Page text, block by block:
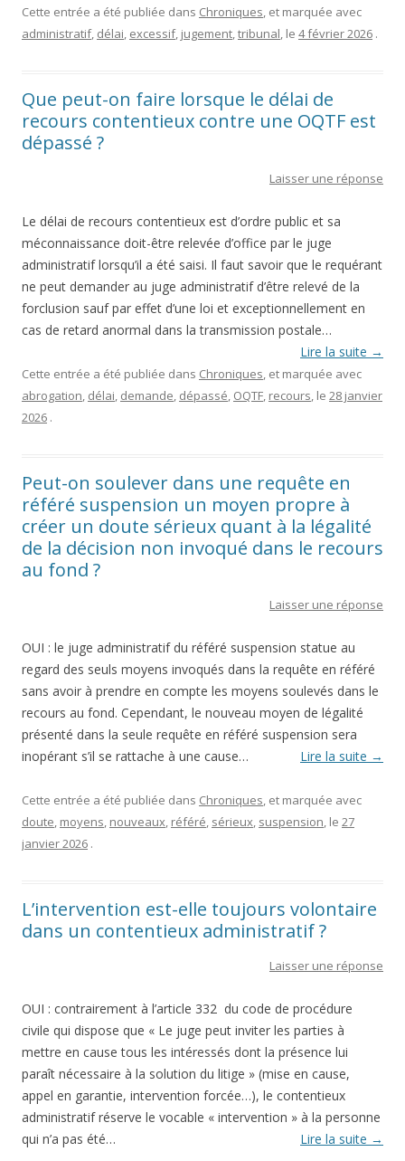
Cette entrée a été publiée dans Chroniques, et marquée avec
administratif, délai, excessif, jugement,tribunal, le 4 février 2026 .
Que peut-on faire lorsque le délai de
recours contentieux contre une OQTF est
dépassé ?
Laisser une réponse
Le délai de recours contentieux est d’ordre public et sa
méconnaissance doit-être relevée d’office par le juge
administratif lorsqu’il a été saisi. Il faut savoir que le requérant
ne peut demander au juge administratif d’être relevé de la
forclusion sauf par effet d’une loi et exceptionnellement en
cas de retard anormal dans la transmission postale…
Lire la suite →
Cette entrée a été publiée dans Chroniques , et marquée avec
abrogation délai demande dépassé OQTF recours , le 28 janvier
2026 .
Peut-on soulever dans une requête en
référé suspension un moyen propre à
créer un doute sérieux quant à la légalité
de la décision non invoqué dans le recours
au fond ?
Laisser une réponse
OUI : le juge administratif du référé suspension statue au
regard des seuls moyens invoqués dans la requête en référé
sans avoir à prendre en compte les moyens soulevés dans le
recours au fond. Cependant, le nouveau moyen de légalité
présenté dans la seule requête en référé suspension sera
inopérant s’il se rattache à une cause…
Lire la suite →
Cette entrée a été publiée dans Chroniques, et marquée avec
doute, moyens, nouveaux, référé, sérieux, suspension, le 27
janvier 2026 .
L’intervention est-elle toujours volontaire
dans un contentieux administratif ?
Laisser une réponse
OUI : contrairement à l’article 332 du code de procédure
civile qui dispose que « Le juge peut inviter les parties à
mettre en cause tous les intéressés dont la présence lui
paraît nécessaire à la solution du litige » (mise en cause,
appel en garantie, intervention forcée…), le contentieux
administratif réserve le vocable « intervention » à la personne
qui n’a pas été…
Lire la suite →